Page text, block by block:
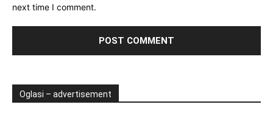
next time I comment.
Oglasi – advertisement